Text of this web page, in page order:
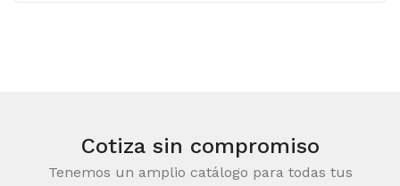
Cotiza sin compromiso
Tenemos un amplio catálogo para todas tus